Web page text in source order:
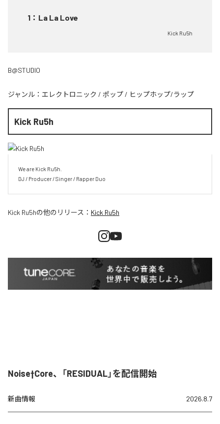
1 ： La La Love
Kick Ru5h
B@STUDIO
ジャンル： エレクトロニック / ポップ / ヒップホップ/ラップ
Kick Ru5h
We are Kick Ru5h.
DJ / Producer / Singer / Rapper Duo
Kick Ru5hの他のリリース： Kick Ru5h
Noise†Core、「RESIDUAL」を配信開始
新曲情報 2026.8.7